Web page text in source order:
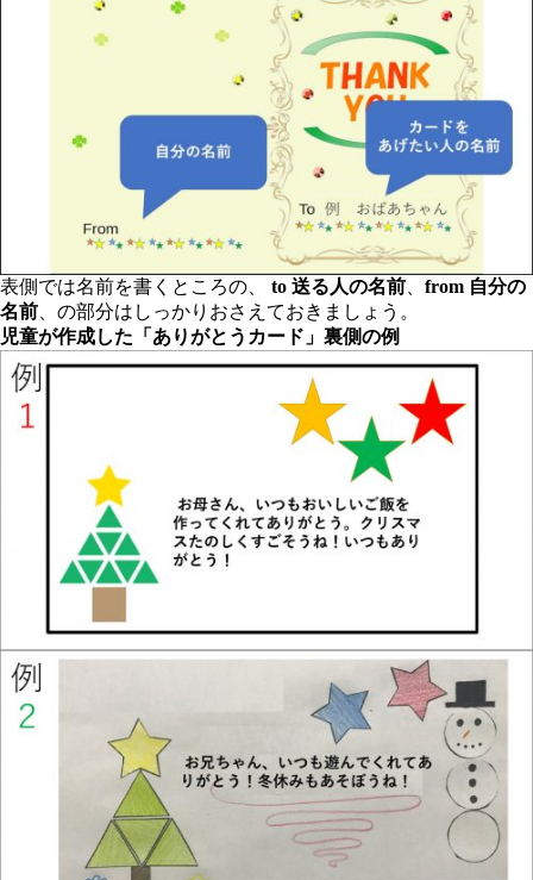
表側では名前を書くところの、 to 送る人の名前 from 自分の
名前 、の部分はしっかりおさえておきましょう。
児童が作成した「ありがとうカード」裏側の例